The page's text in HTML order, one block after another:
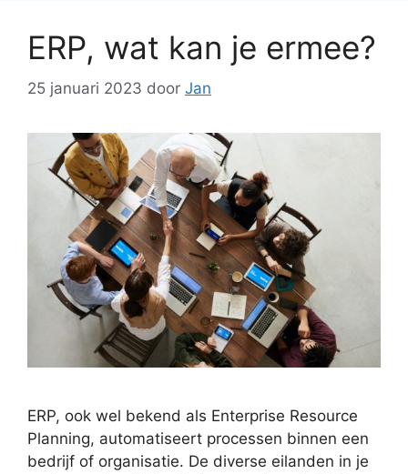
ERP, wat kan je ermee?
25 januari 2023 door Jan
ERP, ook wel bekend als Enterprise Resource
Planning, automatiseert processen binnen een
bedrijf of organisatie. De diverse eilanden in je